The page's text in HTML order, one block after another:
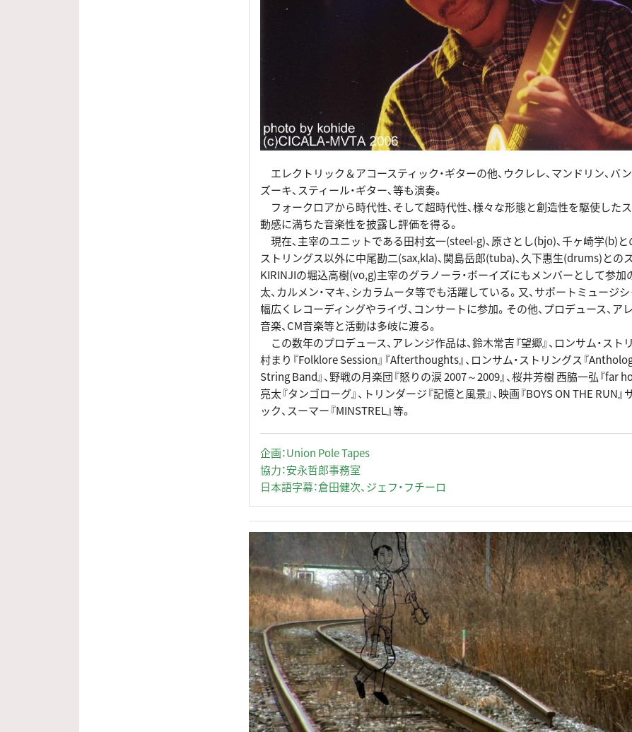
エレクトリック＆アコースティック・ギターの他、ウクレレ、マンドリン、バ
ズーキ、スティール・ギター、等も演奏。
フォークロアから時代性、そして超時代性、様々な形態と創造性を駆使した
動感に満ちた音楽性を披露し評価を得る。
現在、主宰のユニットである田村玄一(steel-g)、原さとし(bjo)、千ヶ崎学(b)と
ストリングス以外に中尾勘二(sax,kla)、関島岳郎(tuba)、久下惠生(drums)との
KIRINJIの堀込高樹(vo,g)主宰のグラノーラ・ボーイズにもメンバーとして参加
太、カルメン・マキ、シカラムータ等でも活躍している。又、サポートミュージシ
幅広くレコーディングやライヴ、コンサートに参加。その他、プロデュース、ア
音楽、CM音楽等と活動は多岐に渡る。
この数年のプロデュース、アレンジ作品は、鈴木常吉『望郷』、ロンサム・スト
村まり『Folklore Session』『Afterthoughts』、ロンサム・ストリングス『
String Band』、野戦の月楽団『怒りの涙 2007～2009』、桜井芳樹 西脇一弘『far
亮太『タンゴローグ』、トリンダージ『記憶と風景』、映画『BOYS ON THE RUN
ック、スーマー『MINSTREL』等。
企画：Union Pole Tapes
協力：安永哲郎事務室
日本語字幕：倉田健次、ジェフ・フチーロ